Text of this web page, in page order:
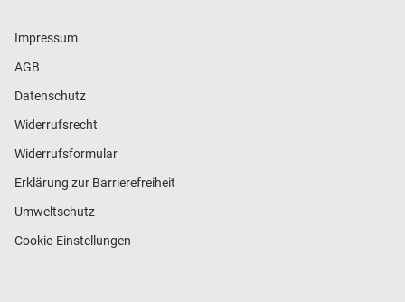
Impressum
AGB
Datenschutz
Widerrufsrecht
Widerrufsformular
Erklärung zur Barrierefreiheit
Umweltschutz
Cookie-Einstellungen